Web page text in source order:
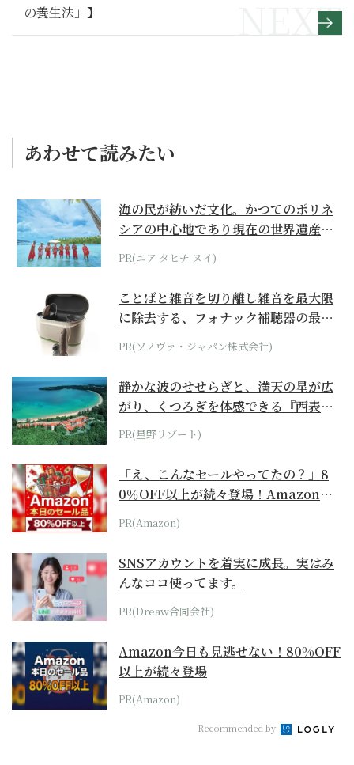
の養生法」】
あわせて読みたい
海の民が紡いだ文化。かつてのポリネ
シアの中心地であり現在の世界遺産か
らみえてくる...
PR(エア タヒチ ヌイ)
ことばと雑音を切り離し雑音を最大限
に除去する、フォナック補聴器の最上
位モデル
PR(ソノヴァ・ジャパン株式会社)
静かな波のせせらぎと、満天の星が広
がり、くつろぎを体感できる『西表島
ホテル by...
PR(星野リゾート)
「え、こんなセールやってたの？」8
0％OFF以上が続々登場！Amazonの
本気が...
PR(Amazon)
SNSアカウントを着実に成長。実はみ
んなココ使ってます。
PR(Dreaw合同会社)
Amazon今日も見逃せない！80%OFF
以上が続々登場
PR(Amazon)
Recommended by